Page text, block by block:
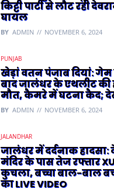
किट्टी पार्टी से लौट रही
घायल
BY ADMIN NOVEMBER 6, 2024
PUNJAB
खेड़ां वतन पंजाब दियां:
बाद जालंधर के एथलीट की
मौत, कैमरे में घटना कैद;
BY ADMIN NOVEMBER 6, 2024
JALANDHAR
जालंधर में दर्दनाक हादसा:
मंदिर के पास तेज रफ्तार
कुचला, बच्चा बाल-बाल
का LIVE VIDEO